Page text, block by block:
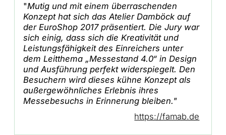
"Mutig und mit einem überraschenden
Konzept hat sich das Atelier Damböck auf
der EuroShop 2017 präsentiert. Die Jury war
sich einig, dass sich die Kreativität und
Leistungsfähigkeit des Einreichers unter
dem Leitthema „Messestand 4.0“ in Design
und Ausführung perfekt widerspiegelt. Den
Besuchern wird dieses kühne Konzept als
außergewöhnliches Erlebnis ihres
Messebesuchs in Erinnerung bleiben."
https://famab.de